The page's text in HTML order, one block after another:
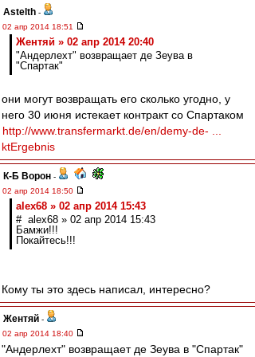
Astelth -
02 апр 2014 18:51
Жентяй » 02 апр 2014 20:40
"Андерлехт" возвращает де Зеува в
"Спартак"
они могут возвращать его сколько угодно, у
него 30 июня истекает контракт со Спартаком
http://www.transfermarkt.de/en/demy-de- ...
ktErgebnis
К-Б Ворон -
02 апр 2014 18:50
alex68 » 02 апр 2014 15:43
# alex68 » 02 апр 2014 15:43
Бамжи!!!
Покайтесь!!!
Кому ты это здесь написал, интересно?
Жентяй -
02 апр 2014 18:40
"Андерлехт" возвращает де Зеува в "Спартак"